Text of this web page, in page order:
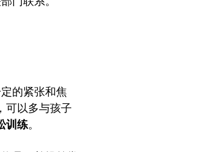
的紧张和焦
可以多与孩子
训练。